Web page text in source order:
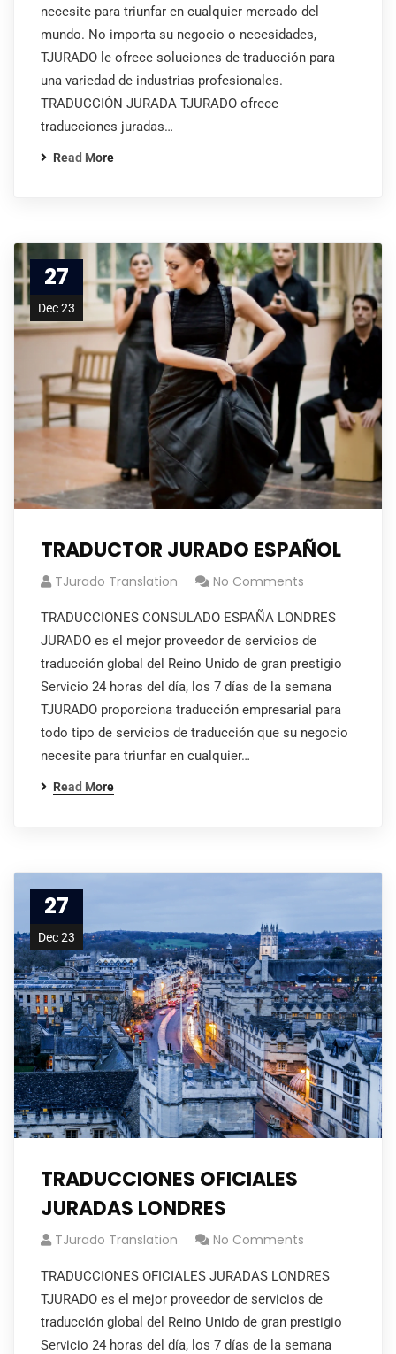
necesite para triunfar en cualquier mercado del
mundo. No importa su negocio o necesidades,
TJURADO le ofrece soluciones de traducción para
una variedad de industrias profesionales.
TRADUCCIÓN JURADA TJURADO ofrece
traducciones juradas…
Read More
27
Dec 23
TRADUCTOR JURADO ESPAÑOL
TJurado Translation No Comments
TRADUCCIONES CONSULADO ESPAÑA LONDRES
JURADO es el mejor proveedor de servicios de
traducción global del Reino Unido de gran prestigio
Servicio 24 horas del día, los 7 días de la semana
TJURADO proporciona traducción empresarial para
todo tipo de servicios de traducción que su negocio
necesite para triunfar en cualquier…
Read More
27
Dec 23
TRADUCCIONES OFICIALES
JURADAS LONDRES
TJurado Translation No Comments
TRADUCCIONES OFICIALES JURADAS LONDRES
TJURADO es el mejor proveedor de servicios de
traducción global del Reino Unido de gran prestigio
Servicio 24 horas del día, los 7 días de la semana